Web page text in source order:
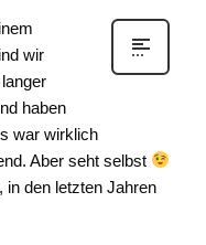
wir
haben
war wirklich
Aber seht selbst
in den letzten Jahren